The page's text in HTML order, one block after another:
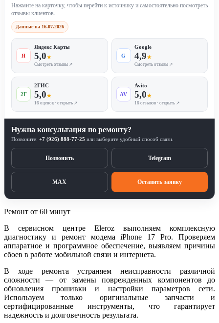
Нажмите на карточку, чтобы перейти к источнику и самостоятельно посмотреть
отзывы клиентов.
Данные на 16.07.2026
Я
Яндекс Карты
5,0★
Смотреть отзывы ↗
G
Google
4,9★
Смотреть отзывы ↗
2Г
2ГИС
5,0★
16 оценок · открыть ↗
AV
Avito
5,0★
16 отзывов · открыть ↗
Нужна консультация по ремонту?
Позвоните: +7 (926) 888-77-25 или выберите удобный способ связи.
Позвонить Telegram
MAX Оставить заявку
Ремонт от 60 минут
В сервисном центре Eleroz выполняем комплексную
диагностику и ремонт модема iPhone 17 Pro. Проверяем
аппаратное и программное обеспечение, выявляем причины
сбоев в работе мобильной связи и интернета.
В ходе ремонта устраняем неисправности различной
сложности — от замены поврежденных компонентов до
обновления прошивки и настройки параметров сети.
Используем только оригинальные запчасти и
сертифицированные инструменты, что гарантирует
надежность и долговечность результата.